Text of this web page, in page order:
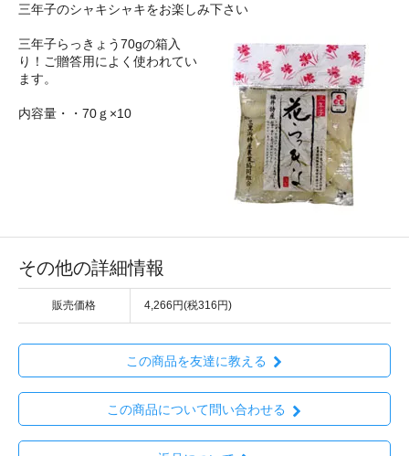
三年子のシャキシャキをお楽しみ下さい
三年子らっきょう70gの箱入
り！ご贈答用によく使われてい
ます。
内容量・・70ｇ×10
その他の詳細情報
販売価格 4,266円(税316円)
この商品を友達に教える
この商品について問い合わせる